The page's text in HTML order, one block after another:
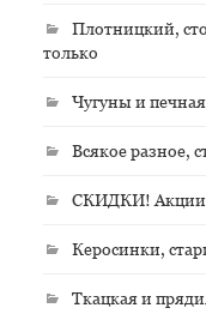
Плотницкий,
только
Чугуны и
Всякое разное,
СКИДКИ!
Керосинки,
Ткацкая и